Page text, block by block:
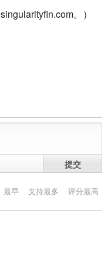
。）
提交
最早 支持最多 评分最高